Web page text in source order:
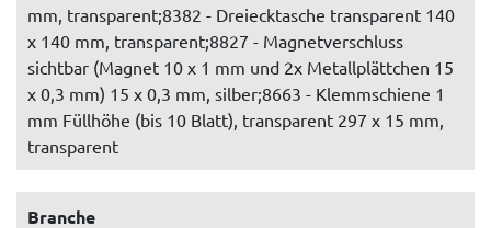
mm, transparent;8382 - Dreiecktasche transparent 140
x 140 mm, transparent;8827 - Magnetverschluss
sichtbar (Magnet 10 x 1 mm und 2x Metallplättchen 15
x 0,3 mm) 15 x 0,3 mm, silber;8663 - Klemmschiene 1
mm Füllhöhe (bis 10 Blatt), transparent 297 x 15 mm,
transparent
Branche